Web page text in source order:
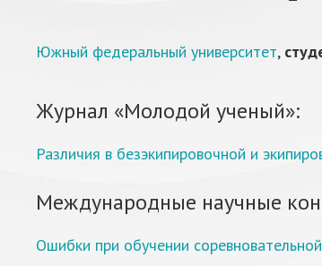
Южный федеральный университет,
Журнал «Молодой ученый»:
Различия в безэкипировочной и
Международные научные
Ошибки при обучении